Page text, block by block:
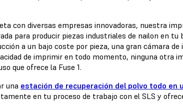
con diversas empresas innovadoras, nuestra
para producir piezas industriales de nailon en tu
a un bajo coste por pieza, una gran cámara
de imprimir en todo momento, ninguna otra
que ofrece la Fuse 1.
una estación de recuperación del polvo todo en
en tu proceso de trabajo con el SLS y